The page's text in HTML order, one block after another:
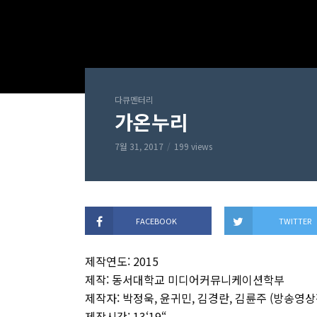
다큐멘터리
가온누리
7월 31, 2017 199 views
FACEBOOK TWITTER
제작연도: 2015
제작: 동서대학교 미디어커뮤니케이션학부
제작자: 박정욱, 윤귀민, 김경란, 김륜주 (방송영